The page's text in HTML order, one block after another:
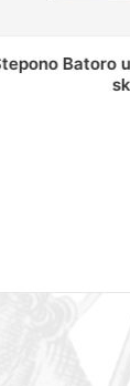
Periodikos